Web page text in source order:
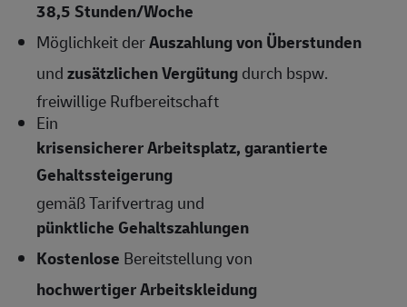
38,5 Stunden/Woche
Möglichkeit derAuszahlung von Überstunden
undzusätzlichen Vergütungdurch bspw.
freiwillige Rufbereitschaft
Ein
krisensicherer Arbeitsplatz, garantierte
Gehaltssteigerung
gemäß Tarifvertrag und
pünktliche Gehaltszahlungen
Kostenlose Bereitstellung von
hochwertiger Arbeitskleidung